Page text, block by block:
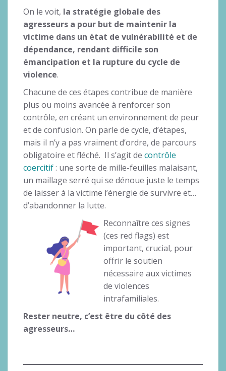
On le voit, la stratégie globale des
agresseurs a pour but de maintenir la
victime dans un état de vulnérabilité et de
dépendance, rendant difficile son
émancipation et la rupture du cycle de
violence.
Chacune de ces étapes contribue de manière
plus ou moins avancée à renforcer son
contrôle, en créant un environnement de peur
et de confusion. On parle de cycle, d’étapes,
mais il n’y a pas vraiment d’ordre, de parcours
obligatoire et fléché. Il s’agit de contrôle
coercitif: une sorte de mille-feuilles malaisant,
un maillage serré qui se dénoue juste le temps
de laisser à la victime l’énergie de survivre et…
d’abandonner la lutte.
Reconnaître ces signes
(ces red flags) est
important, crucial, pour
offrir le soutien
nécessaire aux victimes
de violences
intrafamiliales.
Rester neutre, c’est être du côté des
agresseurs…